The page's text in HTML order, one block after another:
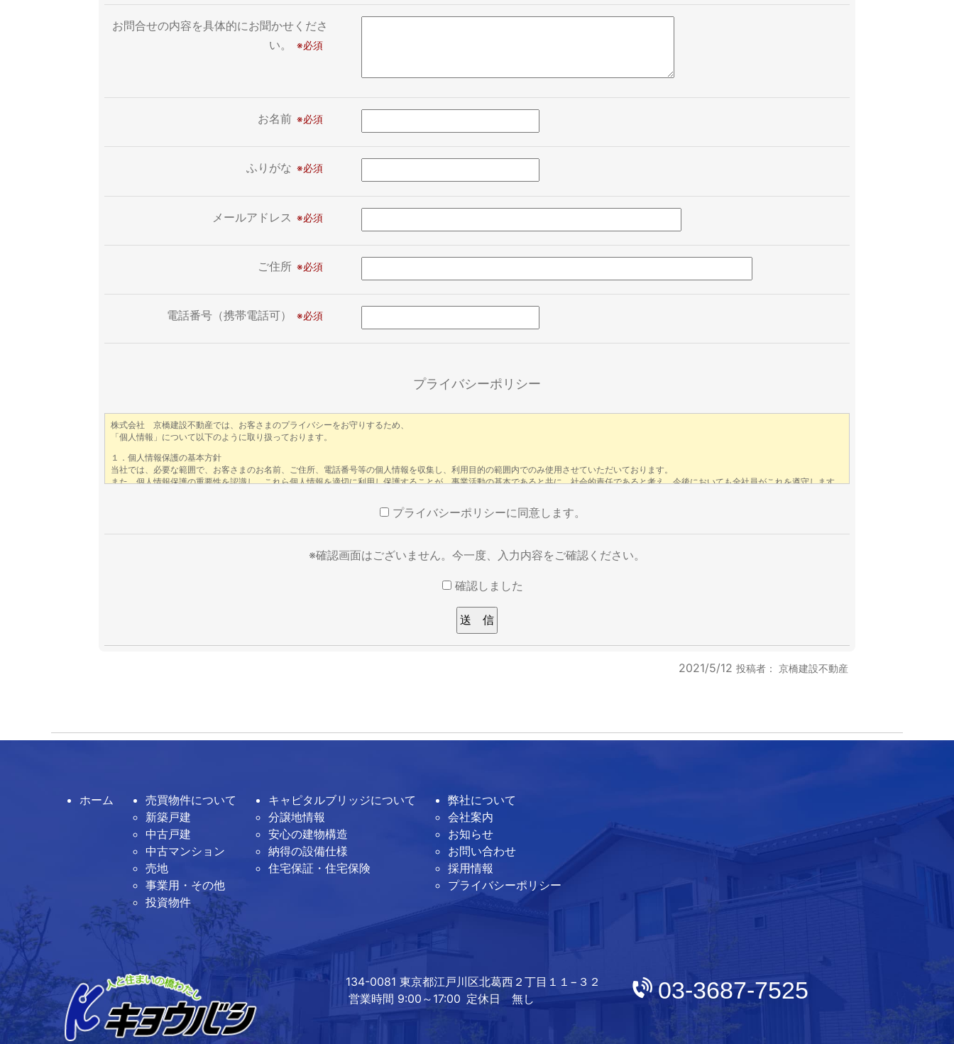
お問合せの内容を具体的にお聞かせくださ
い。
お名前
ふりがな
メールアドレス
ご住所
電話番号（携帯電話可）
プライバシーポリシー
プライバシーポリシーに同意します。
※確認画面はございません。今一度、入力内容をご確認ください。
確認しました
2021/5/12 投稿者： 京橋建設不動産
ホーム
売買物件について
新築戸建
中古戸建
中古マンション
売地
事業用・その他
投資物件
キャピタルブリッジについて
分譲地情報
安心の建物構造
納得の設備仕様
住宅保証・住宅保険
弊社について
会社案内
お知らせ
お問い合わせ
採用情報
プライバシーポリシー
134-0081 東京都江戸川区北葛西２丁目１１−３２
営業時間 9:00～17:00 定休日 無し 03-3687-7525